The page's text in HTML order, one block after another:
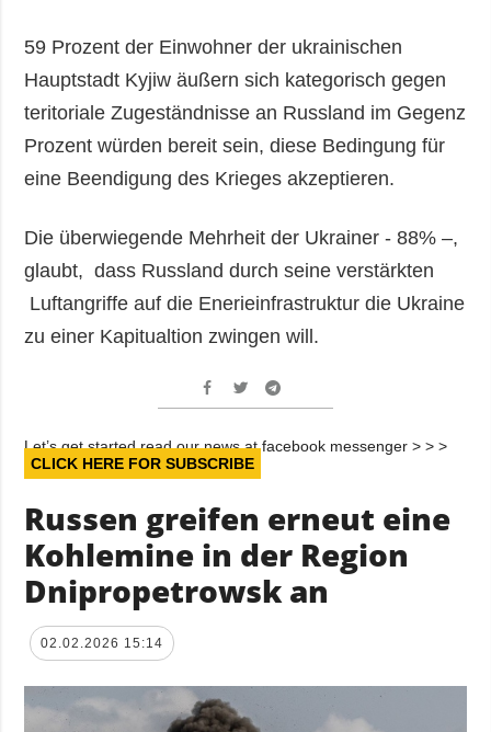
59 Prozent der Einwohner der ukrainischen
Hauptstadt Kyjiw äußern sich kategorisch gegen
teritoriale Zugeständnisse an Russland im
Prozent würden bereit sein, diese Bedingung für
eine Beendigung des Krieges akzeptieren.
Die überwiegende Mehrheit der Ukrainer - 88% –,
glaubt, dass Russland durch seine verstärkten
Luftangriffe auf die Enerieinfrastruktur die Ukraine
zu einer Kapitualtion zwingen will.
Let’s get started read our news at facebook messenger > > >
CLICK HERE FOR SUBSCRIBE
Russen greifen erneut eine
Kohlemine in der Region
Dnipropetrowsk an
02.02.2026 15:14